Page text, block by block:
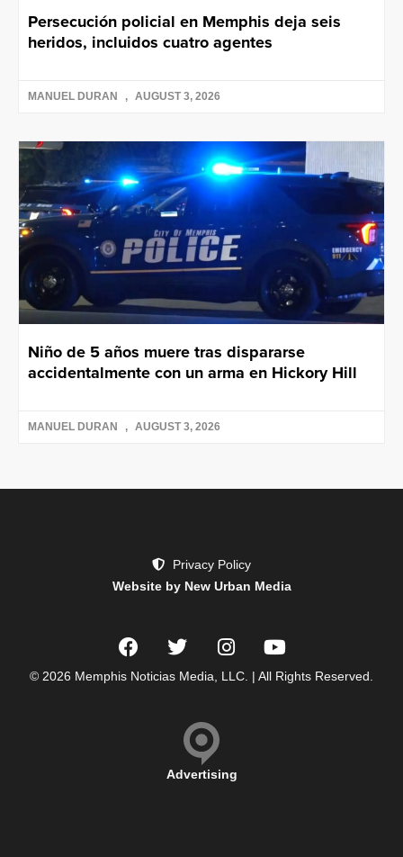
Persecución policial en Memphis deja seis
heridos, incluidos cuatro agentes
MANUEL DURAN AUGUST 3, 2026
Niño de 5 años muere tras dispararse
accidentalmente con un arma en Hickory Hill
MANUEL DURAN AUGUST 3, 2026
Privacy Policy
Website by New Urban Media
© 2026 Memphis Noticias Media, LLC. | All Rights Reserved.
Advertising